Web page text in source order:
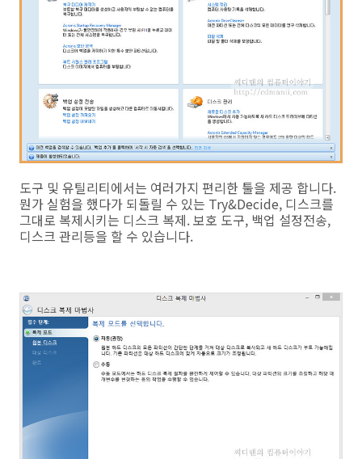
도구 및 유틸리티에서는 여러가지 편리한 툴을 제공 합니다.
뭔가 실험을 했다가 되돌릴 수 있는 Try&Decide, 디스크를
그대로 복제시키는 디스크 복제. 보호 도구, 백업 설정전송,
디스크 관리등을 할 수 있습니다.